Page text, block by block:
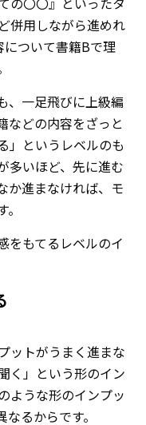
併用しながら進めれ
ついて書籍Bで理
、一足飛びに上級編
などの内容をざっと
」というレベルのも
多いほど、先に進む
か進まなければ、モ
をもてるレベルのイ
ットがうまく進まな
く」という形のイン
ような形のインプッ
るからです。